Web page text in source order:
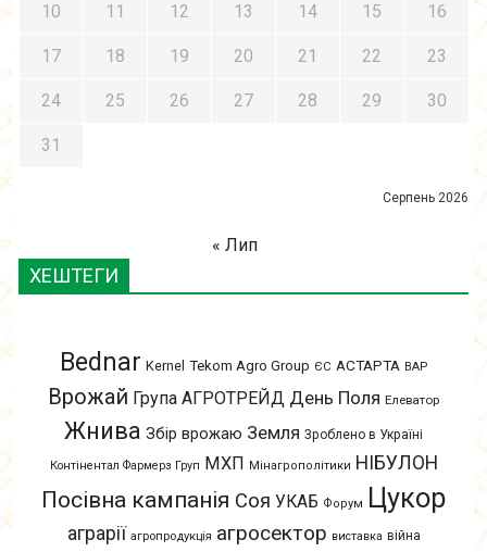
Серпень 2026
10 11 12 13 14 15 16
17 18 19 20 21 22 23
24 25 26 27 28 29 30
31
« Лип
ХЕШТЕГИ
Bednar Kernel Tekom Agro Group ЄС АСТАРТА ВАР
Врожай Група АГРОТРЕЙД День Поля Елеватор
Жнива Збір врожаю Земля Зроблено в Україні
Контінентал Фармерз Груп МХП Мінагрополітики НІБУЛОН
Посівна кампанія Соя УКАБ Форум Цукор
аграрії агропродукція агросектор виставка війна